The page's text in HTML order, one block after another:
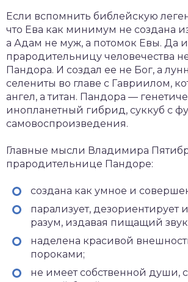
Если вспомнить библейскую
что Ева как минимум не создана
а Адам не муж, а потомок Евы. Да и
прародительницу человечества
Пандора. И создал ее не Бог, а
селениты во главе с Гавриилом,
ангел, а титан. Пандора —
инопланетный гибрид, суккуб с
самовоспроизведения.
Главные мысли Владимира
прародительнице Пандоре:
создана как умное и
парализует, дезориентирует
разум, издавая пищащий
наделена красивой
пороками;
не имеет собственной души,